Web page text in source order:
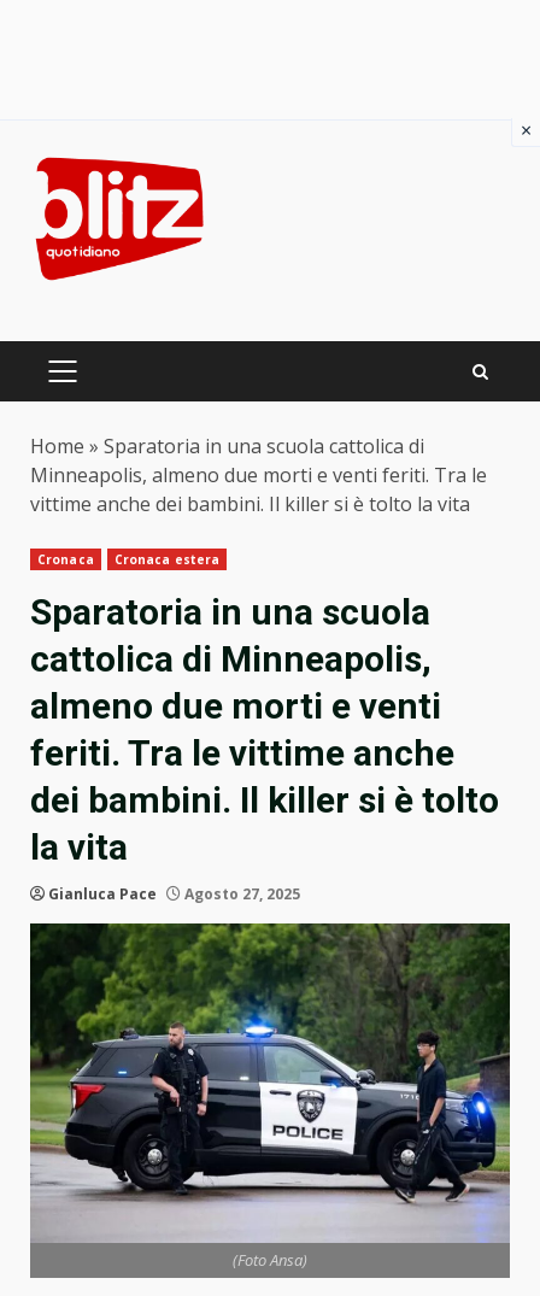
content
PRIMARY
Home » Sparatoria in una scuola cattolica di
Minneapolis, almeno due morti e venti feriti. Tra le
vittime anche dei bambini. Il killer si è tolto la vita
Cronaca Cronaca estera
Sparatoria in una scuola
cattolica di Minneapolis,
almeno due morti e venti
feriti. Tra le vittime anche
dei bambini. Il killer si è tolto
la vita
Gianluca Pace Agosto 27, 2025
(Foto Ansa)
×